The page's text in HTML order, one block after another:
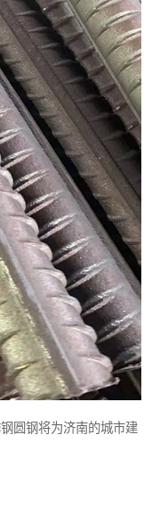
圆钢将为济南的城市建